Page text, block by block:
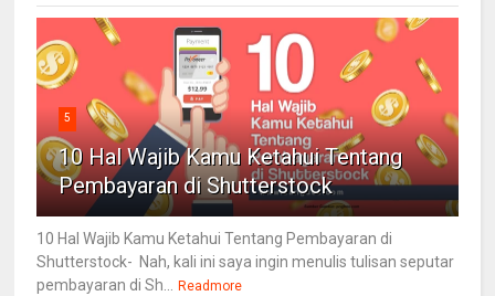
5
10 Hal Wajib Kamu Ketahui Tentang
Pembayaran di Shutterstock
10 Hal Wajib Kamu Ketahui Tentang Pembayaran di
Shutterstock- Nah, kali ini saya ingin menulis tulisan seputar
pembayaran di Sh... Readmore